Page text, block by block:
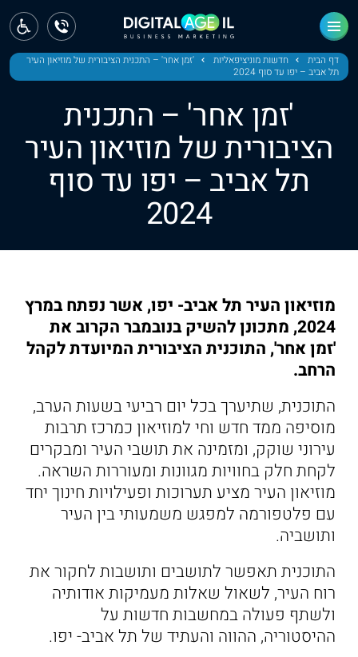
דף הבית חדשות מוניציפאליות
'זמן אחר' – התכנית הציבורית של מוזיאון העיר
תל אביב – יפו עד סוף 2024
'זמן אחר' – התכנית
הציבורית של מוזיאון העיר
תל אביב – יפו עד סוף
2024
מוזיאון העיר תל אביב- יפו, אשר נפתח במרץ
2024, מתכונן להשיק בנובמבר הקרוב את
'זמן אחר', התוכנית הציבורית המיועדת לקהל
הרחב.
התוכנית, שתיערך בכל יום רביעי בשעות הערב,
מוסיפה ממד חדש וחי למוזיאון כמרכז תרבות
עירוני שוקק, ומזמינה את תושבי העיר ומבקרים
לקחת חלק בחוויות מגוונות ומעוררות השראה.
מוזיאון העיר מציע תערוכות ופעילויות חינוך יחד
עם פלטפורמה למפגש משמעותי בין העיר
ותושביה.
התוכנית תאפשר לתושבים ותושבות לחקור את
רוח העיר, לשאול שאלות מעמיקות אודותיה
ולשתף פעולה במחשבות חדשות על
ההיסטוריה, ההווה והעתיד של תל אביב- יפו.
ראשי
חדשות
מחוז חיפה
מחוז מרכז
מחוז דרום